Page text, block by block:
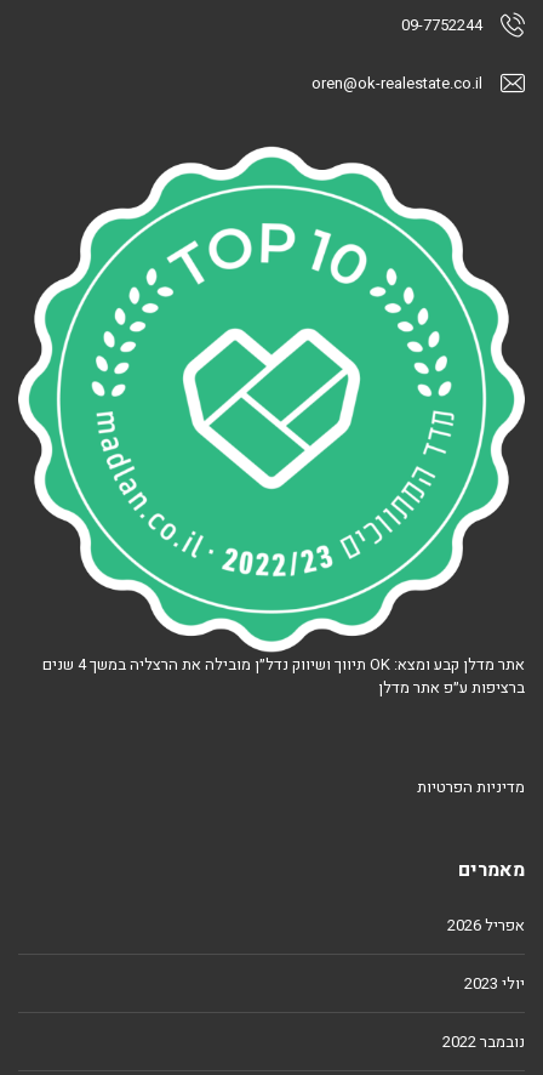
09-7752244
oren@ok-realestate.co.il
אתר מדלן קבע ומצא: OK תיווך ושיווק נדל״ן מובילה את הרצליה במשך 4 שנים
ברציפות ע״פ אתר מדלן
מדיניות הפרטיות
מאמרים
אפריל 2026
יולי 2023
נובמבר 2022